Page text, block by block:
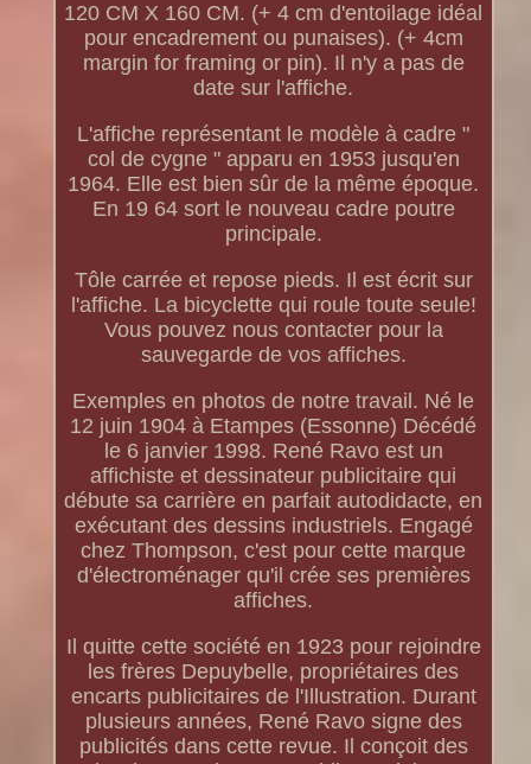
120 CM X 160 CM. (+ 4 cm d'entoilage idéal
pour encadrement ou punaises). (+ 4cm
margin for framing or pin). Il n'y a pas de
date sur l'affiche.
L'affiche représentant le modèle à cadre "
col de cygne " apparu en 1953 jusqu'en
1964. Elle est bien sûr de la même époque.
En 19 64 sort le nouveau cadre poutre
principale.
Tôle carrée et repose pieds. Il est écrit sur
l'affiche. La bicyclette qui roule toute seule!
Vous pouvez nous contacter pour la
sauvegarde de vos affiches.
Exemples en photos de notre travail. Né le
12 juin 1904 à Etampes (Essonne) Décédé
le 6 janvier 1998. René Ravo est un
affichiste et dessinateur publicitaire qui
débute sa carrière en parfait autodidacte, en
exécutant des dessins industriels. Engagé
chez Thompson, c'est pour cette marque
d'électroménager qu'il crée ses premières
affiches.
Il quitte cette société en 1923 pour rejoindre
les frères Depuybelle, propriétaires des
encarts publicitaires de l'Illustration. Durant
plusieurs années, René Ravo signe des
publicités dans cette revue. Il conçoit des